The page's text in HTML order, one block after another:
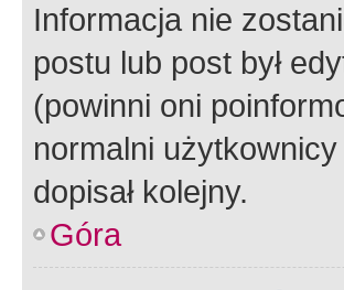
Informacja nie
postu lub post był
(powinni oni
normalni
dopisał kolejny.
Góra